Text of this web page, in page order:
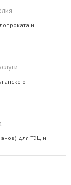
и
от
для ТЭЦ и